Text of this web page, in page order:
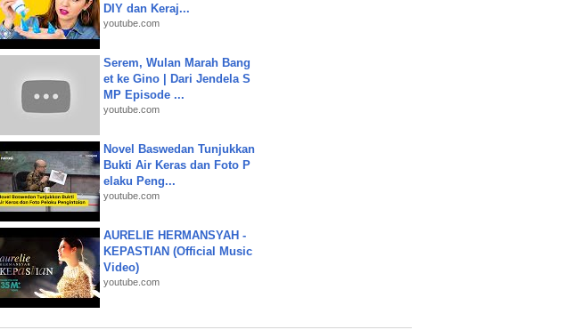
DIY dan Keraj...
youtube.com
Serem, Wulan Marah Bang
et ke Gino | Dari Jendela S
MP Episode ...
youtube.com
Novel Baswedan Tunjukkan
Bukti Air Keras dan Foto P
elaku Peng...
youtube.com
AURELIE HERMANSYAH -
KEPASTIAN (Official Music
Video)
youtube.com